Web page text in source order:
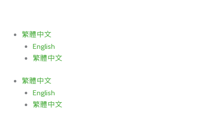
繁體中文
English
繁體中文
繁體中文
English
繁體中文